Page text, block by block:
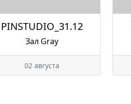
PINSTUDIO_31.12
Зал Gray
02 августа